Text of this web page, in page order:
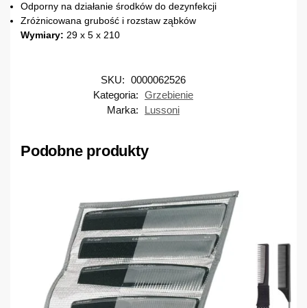
Odporny na działanie środków do dezynfekcji
Zróżnicowana grubość i rozstaw ząbków
Wymiary: 29 x 5 x 210
SKU: 0000062526
Kategoria: Grzebienie
Marka:
Lussoni
Podobne produkty